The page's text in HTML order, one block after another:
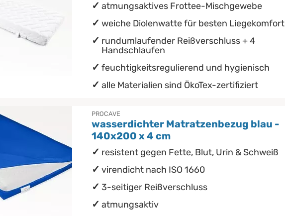
atmungsaktives Frottee-Mischgewebe
weiche Diolenwatte für besten Liegekomfort
rundumlaufender Reißverschluss + 4
Handschlaufen
feuchtigkeitsregulierend und hygienisch
alle Materialien sind ÖkoTex-zertifiziert
PROCAVE
wasserdichter Matratzenbezug blau -
140x200 x 4 cm
resistent gegen Fette, Blut, Urin & Schweiß
virendicht nach ISO 1660
3-seitiger Reißverschluss
atmungsaktiv